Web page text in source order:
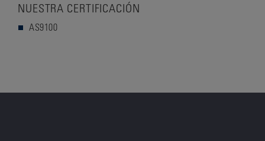
NUESTRA CERTIFICACIÓN
AS9100